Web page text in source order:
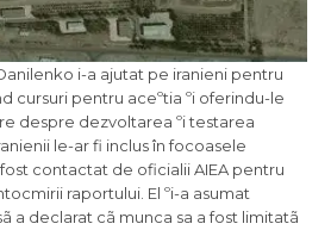
i-a ajutat pe iranieni pentru
cursuri pentru aceºtia ºi oferindu-le
despre dezvoltarea ºi testarea
le-ar fi inclus în focoasele
contactat de oficialii AIEA pentru
raportului. El ºi-a asumat
a declarat cã munca sa a fost limitatã